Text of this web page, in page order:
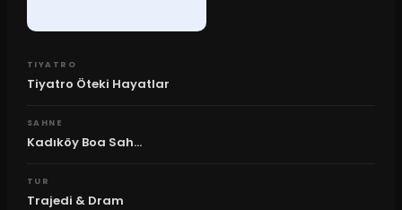
TIYATRO
Tiyatro Öteki Hayatlar
SAHNE
Kadıköy Boa Sah...
TUR
Trajedi & Dram